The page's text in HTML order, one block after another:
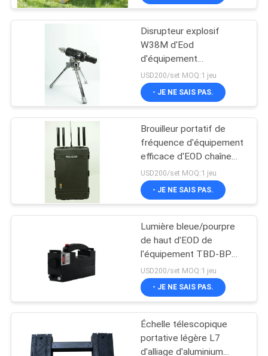
PRIVACY
Disrupteur explosif
W38M d'Eod
d'équipement
militaire d'EOD pour la
police spéciale
USD200/set MOQ:1 jeu
- JE NE SAIS PAS.
Brouilleur portatif de
fréquence d'équipement
efficace d'EOD chaîne
d'interférence de 50 - de
200m
USD200/set MOQ:1 jeu
- JE NE SAIS PAS.
Lumière bleue/pourpre
de haut d'EOD de
l'équipement TBD-BP
instrument multibande
fiable de laser
USD200/set MOQ:1 jeu
- JE NE SAIS PAS.
Échelle télescopique
portative légère L7
d'alliage d'aluminium